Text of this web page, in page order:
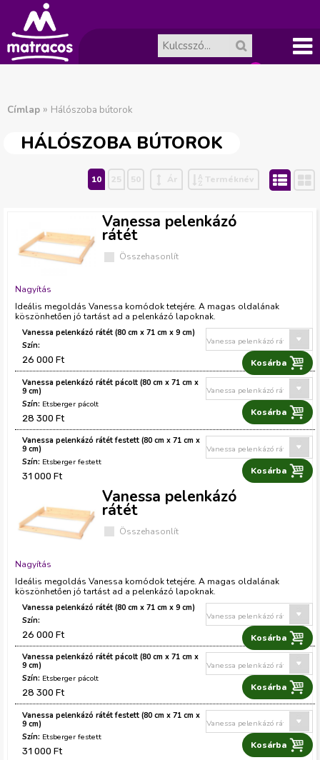
sár
JCímlap » Hálószoba bútorok
HÁLÓSZOBA BÚTOROK
10 25 50 Ár Terméknév Lista
Nagyítás
Vanessa pelenkázó
rátét
Összehasonlít
Ideális megoldás Vanessa komódok tetejére. A magas oldalának
köszönhetően jó tartást ad a pelenkázó lapoknak.
Vanessa pelenkázó rátét (80 cm x 71 cm x 9 cm)
26 000 Ft
Vanessa pelenkázó rátét pácolt (80 cm x 71 cm x
9 cm)
Etsberger pácolt
28 300 Ft
Vanessa pelenkázó rátét festett (80 cm x 71 cm x
9 cm)
Etsberger festett
31 000 Ft
Nagyítás
Vanessa pelenkázó
rátét
Összehasonlít
Ideális megoldás Vanessa komódok tetejére. A magas oldalának
köszönhetően jó tartást ad a pelenkázó lapoknak.
Vanessa pelenkázó rátét (80 cm x 71 cm x 9 cm)
26 000 Ft
Vanessa pelenkázó rátét pácolt (80 cm x 71 cm x
9 cm)
Etsberger pácolt
28 300 Ft
Vanessa pelenkázó rátét festett (80 cm x 71 cm x
9 cm)
Etsberger festett
31 000 Ft